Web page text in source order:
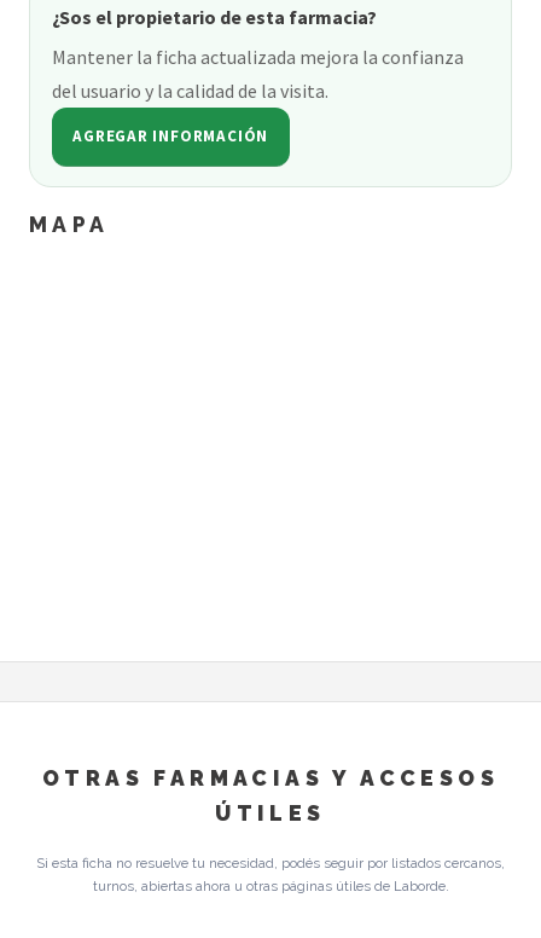
¿Sos el propietario de esta farmacia?
Mantener la ficha actualizada mejora la confianza
del usuario y la calidad de la visita.
AGREGAR INFORMACIÓN
MAPA
OTRAS FARMACIAS Y ACCESOS
ÚTILES
Si esta ficha no resuelve tu necesidad, podés seguir por listados cercanos,
turnos, abiertas ahora u otras páginas útiles de Laborde.